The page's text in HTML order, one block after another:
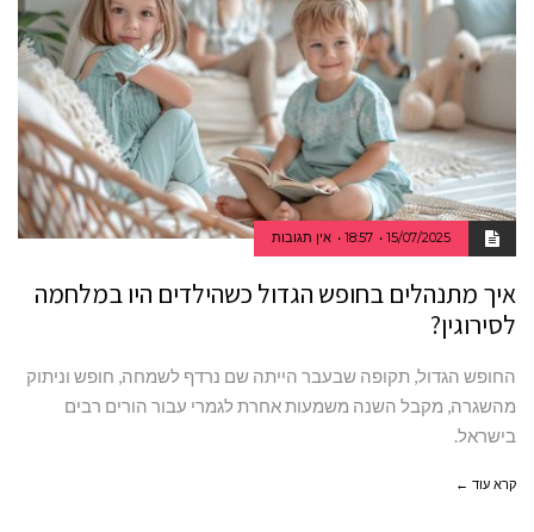
15/07/2025
18:57 אין תגובות
איך מתנהלים בחופש הגדול כשהילדים היו במלחמה
לסירוגין?
החופש הגדול, תקופה שבעבר הייתה שם נרדף לשמחה, חופש וניתוק
מהשגרה, מקבל השנה משמעות אחרת לגמרי עבור הורים רבים
בישראל.
קרא עוד ←